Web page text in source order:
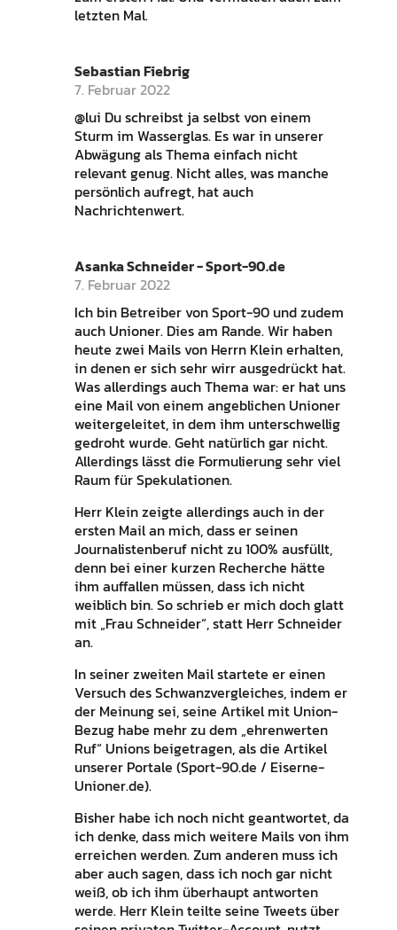
letzten Mal.
Sebastian Fiebrig
7. Februar 2022
@lui Du schreibst ja selbst von einem
Sturm im Wasserglas. Es war in unserer
Abwägung als Thema einfach nicht
relevant genug. Nicht alles, was manche
persönlich aufregt, hat auch
Nachrichtenwert.
Asanka Schneider - Sport-90.de
7. Februar 2022
Ich bin Betreiber von Sport-90 und zudem
auch Unioner. Dies am Rande. Wir haben
heute zwei Mails von Herrn Klein erhalten,
in denen er sich sehr wirr ausgedrückt hat.
Was allerdings auch Thema war: er hat uns
eine Mail von einem angeblichen Unioner
weitergeleitet, in dem ihm unterschwellig
gedroht wurde. Geht natürlich gar nicht.
Allerdings lässt die Formulierung sehr viel
Raum für Spekulationen.
Herr Klein zeigte allerdings auch in der
ersten Mail an mich, dass er seinen
Journalistenberuf nicht zu 100% ausfüllt,
denn bei einer kurzen Recherche hätte
ihm auffallen müssen, dass ich nicht
weiblich bin. So schrieb er mich doch glatt
mit „Frau Schneider“, statt Herr Schneider
an.
In seiner zweiten Mail startete er einen
Versuch des Schwanzvergleiches, indem er
der Meinung sei, seine Artikel mit Union-
Bezug habe mehr zu dem „ehrenwerten
Ruf“ Unions beigetragen, als die Artikel
unserer Portale (Sport-90.de / Eiserne-
Unioner.de).
Bisher habe ich noch nicht geantwortet, da
ich denke, dass mich weitere Mails von ihm
erreichen werden. Zum anderen muss ich
aber auch sagen, dass ich noch gar nicht
weiß, ob ich ihm überhaupt antworten
werde. Herr Klein teilte seine Tweets über